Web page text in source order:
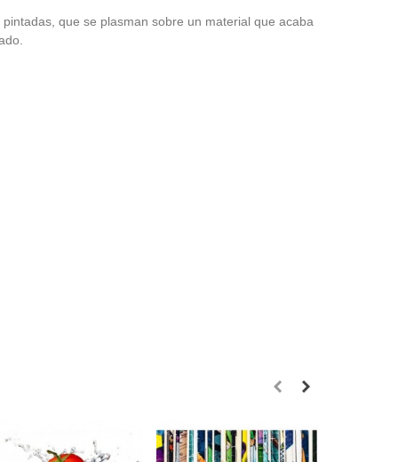
que se plasman sobre un material que acaba